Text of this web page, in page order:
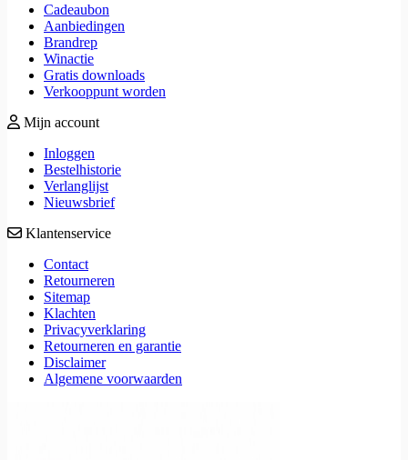
Cadeaubon
Aanbiedingen
Brandrep
Winactie
Gratis downloads
Verkooppunt worden
Mijn account
Inloggen
Bestelhistorie
Verlanglijst
Nieuwsbrief
Klantenservice
Contact
Retourneren
Sitemap
Klachten
Privacyverklaring
Retourneren en garantie
Disclaimer
Algemene voorwaarden